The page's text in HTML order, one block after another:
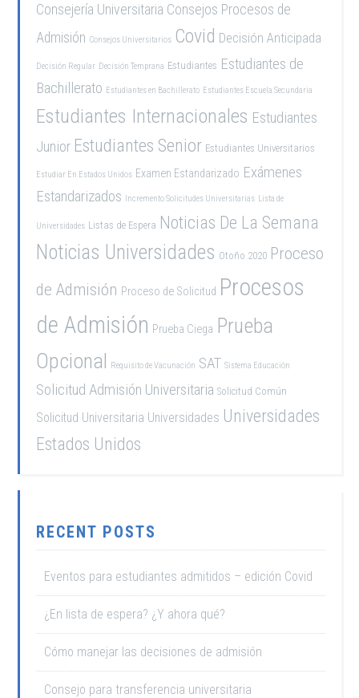
Consejería Universitaria Consejos Procesos de
Admisión Consejos Universitarios Covid Decisión Anticipada
Decisión Regular Decisión Temprana Estudiantes Estudiantes de
Bachillerato Estudiantes en Bachillerato Estudiantes Escuela Secundaria
Estudiantes Internacionales Estudiantes
Junior Estudiantes Senior Estudiantes Universitarios
Estudiar En Estados Unidos Examen Estandarizado Exámenes
Estandarizados Incremento Solicitudes Universitarias Lista de
Universidades Listas de Espera Noticias De La Semana
Noticias Universidades Otoño 2020 Proceso
de Admisión Proceso de Solicitud Procesos
de Admisión Prueba Ciega Prueba
Opcional Requisito de Vacunación SAT Sistema Educación
Solicitud Admisión Universitaria Solicitud Común
Solicitud Universitaria Universidades Universidades
Estados Unidos
RECENT POSTS
Eventos para estudiantes admitidos – edición Covid
¿En lista de espera? ¿Y ahora qué?
Cómo manejar las decisiones de admisión
Consejo para transferencia universitaria